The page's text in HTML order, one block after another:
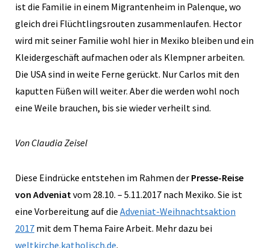
ist die Familie in einem Migrantenheim in Palenque, wo
gleich drei Flüchtlingsrouten zusammenlaufen. Hector
wird mit seiner Familie wohl hier in Mexiko bleiben und ein
Kleidergeschäft aufmachen oder als Klempner arbeiten.
Die USA sind in weite Ferne gerückt. Nur Carlos mit den
kaputten Füßen will weiter. Aber die werden wohl noch
eine Weile brauchen, bis sie wieder verheilt sind.
Von Claudia Zeisel
Diese Eindrücke entstehen im Rahmen der Presse-Reise
von Adveniatvom 28.10. – 5.11.2017 nach Mexiko. Sie ist
eine Vorbereitung auf die Adveniat-Weihnachtsaktion
2017 mit dem Thema Faire Arbeit. Mehr dazu bei
weltkirche.katholisch.de.